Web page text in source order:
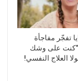
تفجّر مفاجأة
على وشك
لولا العلاج النفسي!